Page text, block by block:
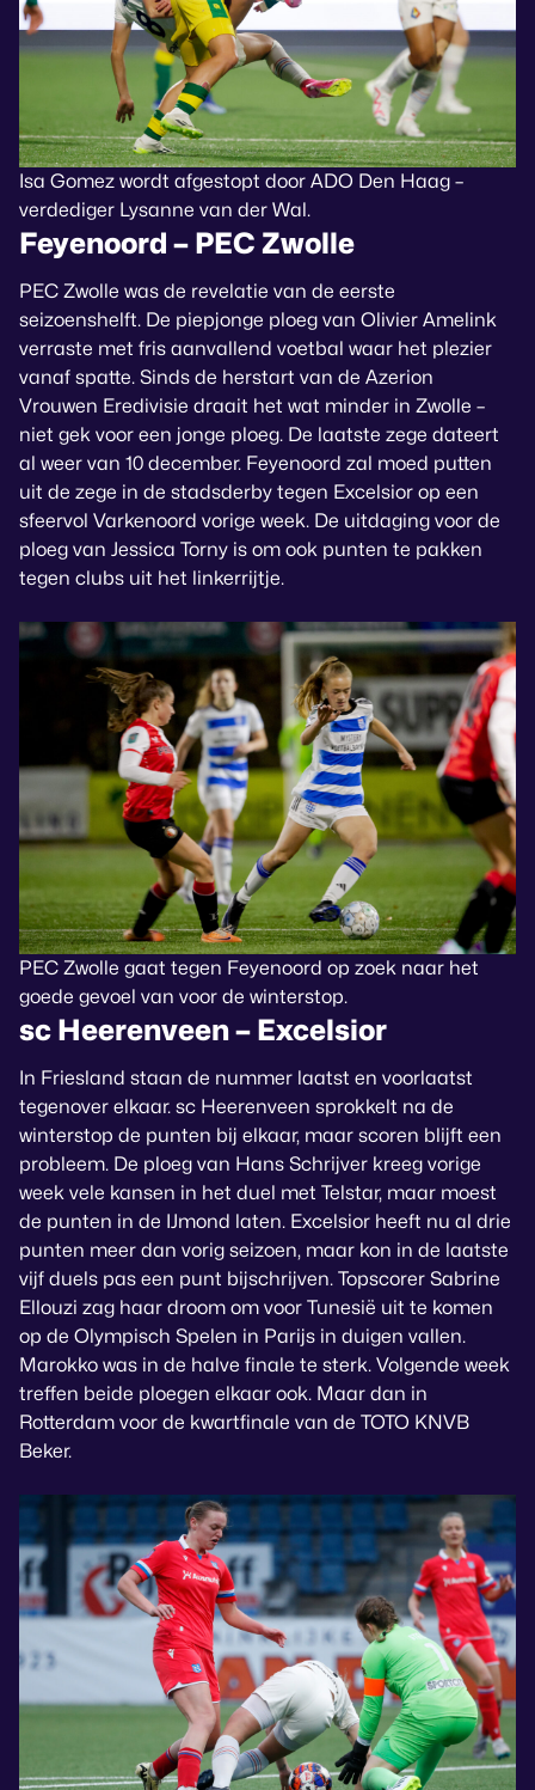
Isa Gomez wordt afgestopt door ADO Den Haag –
verdediger Lysanne van der Wal.
Feyenoord – PEC Zwolle
PEC Zwolle was de revelatie van de eerste
seizoenshelft. De piepjonge ploeg van Olivier Amelink
verraste met fris aanvallend voetbal waar het plezier
vanaf spatte. Sinds de herstart van de Azerion
Vrouwen Eredivisie draait het wat minder in Zwolle –
niet gek voor een jonge ploeg. De laatste zege dateert
al weer van 10 december. Feyenoord zal moed putten
uit de zege in de stadsderby tegen Excelsior op een
sfeervol Varkenoord vorige week. De uitdaging voor de
ploeg van Jessica Torny is om ook punten te pakken
tegen clubs uit het linkerrijtje.
PEC Zwolle gaat tegen Feyenoord op zoek naar het
goede gevoel van voor de winterstop.
sc Heerenveen – Excelsior
In Friesland staan de nummer laatst en voorlaatst
tegenover elkaar. sc Heerenveen sprokkelt na de
winterstop de punten bij elkaar, maar scoren blijft een
probleem. De ploeg van Hans Schrijver kreeg vorige
week vele kansen in het duel met Telstar, maar moest
de punten in de IJmond laten. Excelsior heeft nu al drie
punten meer dan vorig seizoen, maar kon in de laatste
vijf duels pas een punt bijschrijven. Topscorer Sabrine
Ellouzi zag haar droom om voor Tunesië uit te komen
op de Olympisch Spelen in Parijs in duigen vallen.
Marokko was in de halve finale te sterk. Volgende week
treffen beide ploegen elkaar ook. Maar dan in
Rotterdam voor de kwartfinale van de TOTO KNVB
Beker.